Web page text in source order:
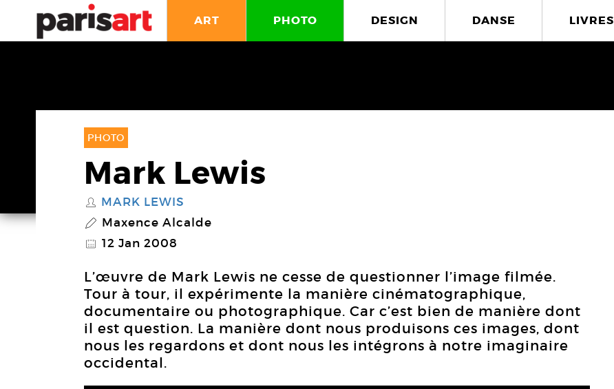
ART PHOTO DESIGN DANSE LIVRES
PHOTO
Mark Lewis
S MARK LEWIS
P Maxence Alcalde
@ 12 Jan 2008
L’œuvre de Mark Lewis ne cesse de questionner l’image filmée.
Tour à tour, il expérimente la manière cinématographique,
documentaire ou photographique. Car c’est bien de manière dont
il est question. La manière dont nous produisons ces images, dont
nous les regardons et dont nous les intégrons à notre imaginaire
occidental.